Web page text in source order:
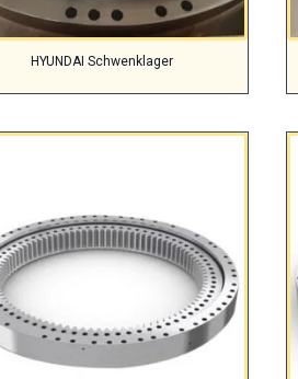
HYUNDAI Schwenklager